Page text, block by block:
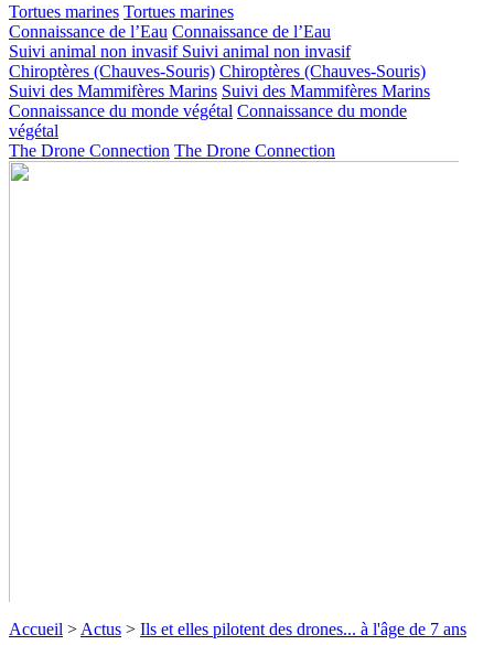
Tortues marines Tortues marines
Connaissance de l’Eau Connaissance de l’Eau
Suivi animal non invasif Suivi animal non invasif
Chiroptères (Chauves-Souris) Chiroptères (Chauves-Souris)
Suivi des Mammifères Marins Suivi des Mammifères Marins
Connaissance du monde végétal Connaissance du monde
végétal
The Drone Connection The Drone Connection
Accueil > Actus > Ils et elles pilotent des drones... à l'âge de 7 ans